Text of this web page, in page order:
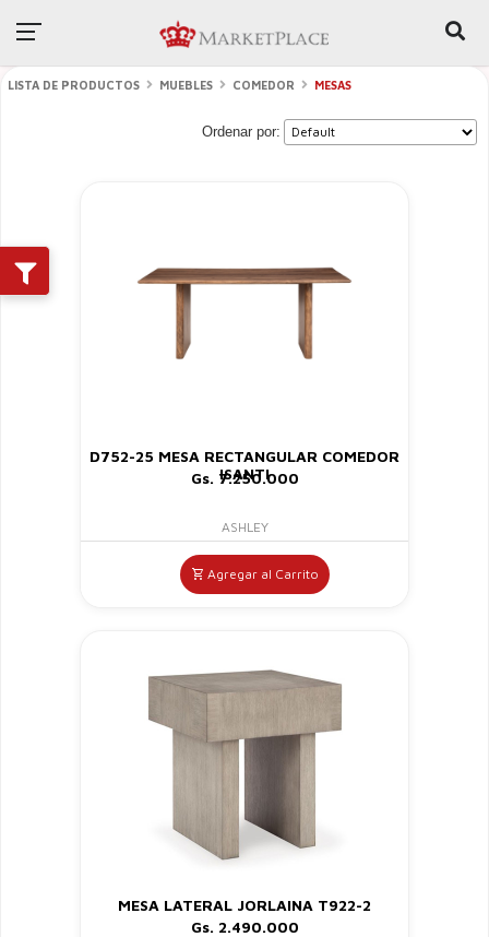
LISTA DE PRODUCTOS MUEBLES COMEDOR MESAS
Ordenar por:
D752-25 MESA RECTANGULAR COMEDOR
ISANTI
Gs. 7.250.000
ASHLEY
Agregar al Carrito
MESA LATERAL JORLAINA T922-2
Gs. 2.490.000